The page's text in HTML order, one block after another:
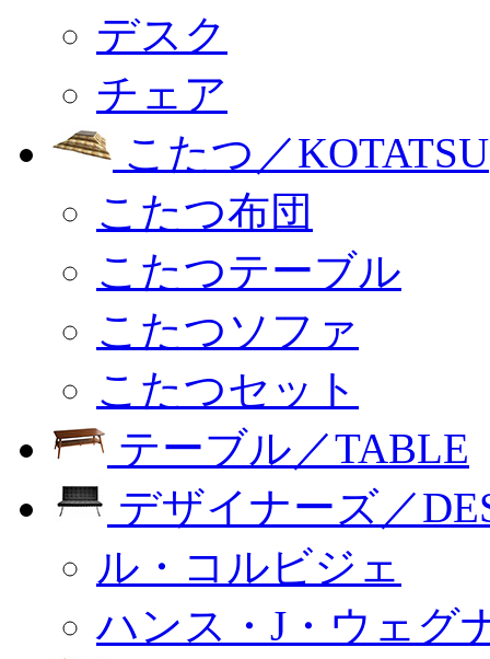
デスク
チェア
こたつ／KOTATSU
こたつ布団
こたつテーブル
こたつソファ
こたつセット
テーブル／TABLE
デザイナーズ／
ル・コルビジェ
ハンス・J・ウェグ